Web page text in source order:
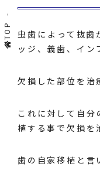
TOP
虫歯によって抜歯
ッジ、義歯、イン
欠損した部位を治
これに対して自
植する事で欠損を
歯の自家移植と言